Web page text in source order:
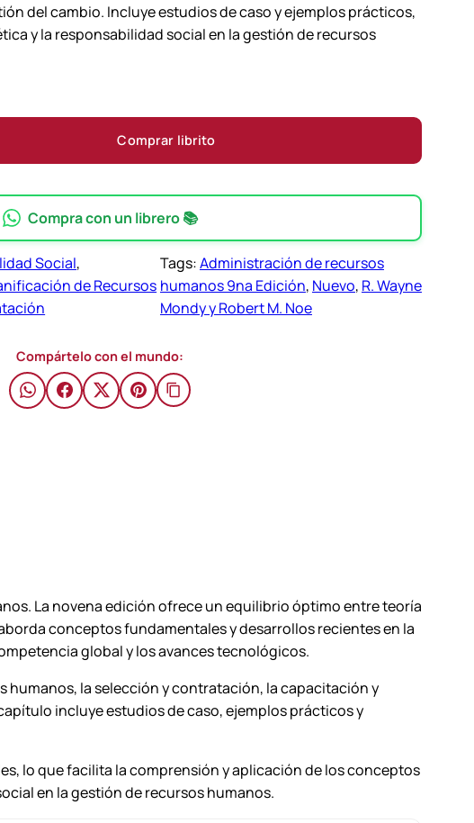
del cambio. Incluye estudios de caso y ejemplos prácticos,
y la responsabilidad social en la gestión de recursos
Comprar librito
Compra con un librero 📚
Social
de Recursos
Tags:Administración de recursos
humanos 9na Edición, Nuevo, R. Wayne
Mondy y Robert M. Noe
Compártelo con el mundo:
La novena edición ofrece un equilibrio óptimo entre teoría
conceptos fundamentales y desarrollos recientes en la
global y los avances tecnológicos.
humanos, la selección y contratación, la capacitación y
incluye estudios de caso, ejemplos prácticos y
lo que facilita la comprensión y aplicación de los conceptos
en la gestión de recursos humanos.